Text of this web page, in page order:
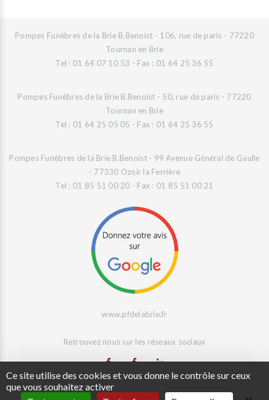
Ce site utilise des cookies et vous donne le contrôle sur ceux
que vous souhaitez activer
Pompes Funèbres de la Brie B.Benoist - 106, rue de paris - 77220
Tournan en Brie
Tel : 01 64 07 10 53 - Fax : 01 64 25 36 55
Pompes Funèbres de la Brie B.Benoist - 50, rue de paris - 77220
Tournan en Brie
Tel : 01 64 25 05 05 - Fax : 01 64 25 36 55
Pompes Funèbres de la Brie B.Benoist - 99 Avenue Général de Gaulle
- 77330 Ozoir la Ferrière
Tel : 01 85 51 00 20 - Fax : 01 85 51 00 21
www.pfdelabrie.fr
Retrouvez nous sur les réseaux sociaux
Site Web réalisé par L'Agence Digeetal